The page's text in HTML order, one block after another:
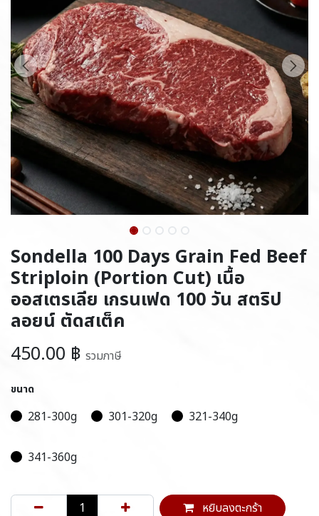
Sondella 100 Days Grain Fed Beef
Striploin (Portion Cut) เนื้อ
ออสเตรเลีย เกรนเฟด 100 วัน สตริป
ลอยน์ ตัดสเต็ค
450.00 ฿ รวมภาษี
ขนาด
281-300g 301-320g 321-340g
341-360g
หยิบลงตะกร้า